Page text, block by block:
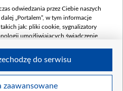
odwiedzania przez Ciebie naszych
„Portalem”, w tym informacje
jak: pliki cookie, sygnalizatory
umożliwiających świadczenie
odwiedzania przez Ciebie
zaawansowane
do serwisu